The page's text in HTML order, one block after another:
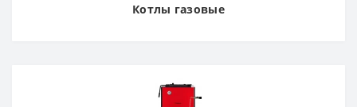
Котлы газовые